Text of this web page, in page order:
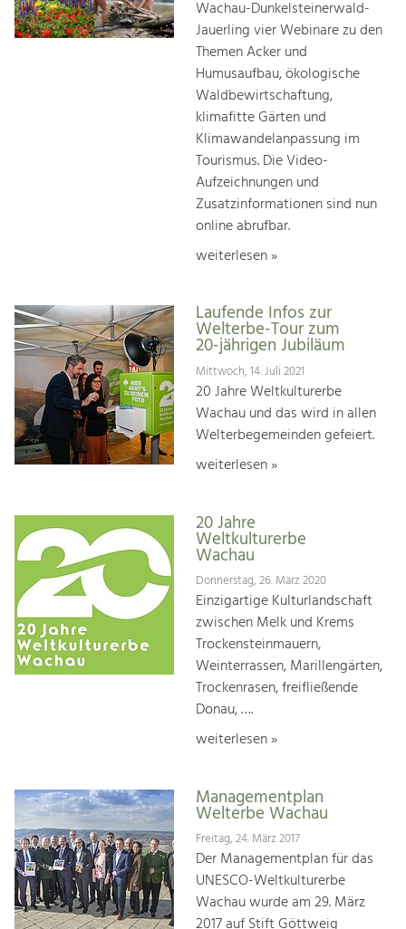
Wachau-Dunkelsteinerwald-
Jauerling vier Webinare zu den
Themen Acker und
Humusaufbau, ökologische
Waldbewirtschaftung,
klimafitte Gärten und
Klimawandelanpassung im
Tourismus. Die Video-
Aufzeichnungen und
Zusatzinformationen sind nun
online abrufbar.
weiterlesen »
Laufende Infos zur
Welterbe-Tour zum
20-jährigen Jubiläum
Mittwoch, 14. Juli 2021
20 Jahre Weltkulturerbe
Wachau und das wird in allen
Welterbegemeinden gefeiert.
weiterlesen »
20 Jahre
Weltkulturerbe
Wachau
Donnerstag, 26. März 2020
Einzigartige Kulturlandschaft
zwischen Melk und Krems
Trockensteinmauern,
Weinterrassen, Marillengärten,
Trockenrasen, freifließende
Donau, ….
weiterlesen »
Managementplan
Welterbe Wachau
Freitag, 24. März 2017
Der Managementplan für das
UNESCO-Weltkulturerbe
Wachau wurde am 29. März